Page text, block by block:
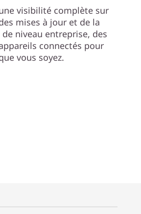
visibilité complète sur
mises à jour et de la
niveau entreprise, des
connectés pour
vous soyez.